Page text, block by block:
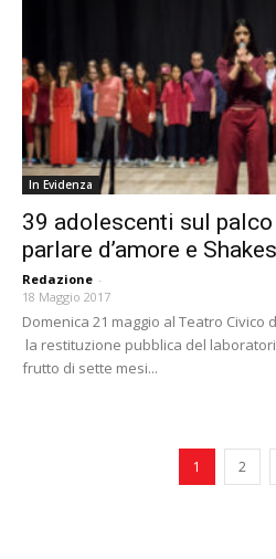
In Evidenza
39 adolescenti sul
parlare d’amore e
Redazione -
18 Maggio 2017
Domenica 21 maggio al Teatro Civico
la restituzione pubblica del
frutto di sette mesi...
1 2